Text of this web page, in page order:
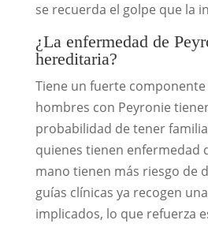
se recuerda el golpe que la
¿La enfermedad de
hereditaria?
Tiene un fuerte componente
hombres con Peyronie
probabilidad de tener
quienes tienen enfermedad
mano tienen más riesgo de
guías clínicas ya recogen
implicados, lo que refuerza